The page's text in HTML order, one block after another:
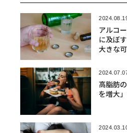
アルコ
に及ぼ
大きな
高脂肪
を増大